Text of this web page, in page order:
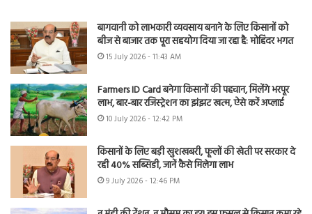
बागवानी को लाभकारी व्यवसाय बनाने के लिए किसानों को
बीज से बाजार तक पूरा सहयोग दिया जा रहा है: मोहिंदर भगत
15 July 2026 - 11:43 AM
Farmers ID Card बनेगा किसानों की पहचान, मिलेंगे भरपूर
लाभ, बार-बार रजिस्ट्रेशन का झंझट खत्म, ऐसे करें अप्लाई
10 July 2026 - 12:42 PM
किसानों के लिए बड़ी खुशखबरी, फूलों की खेती पर सरकार दे
रही 40% सब्सिडी, जानें कैसे मिलेगा लाभ
9 July 2026 - 12:46 PM